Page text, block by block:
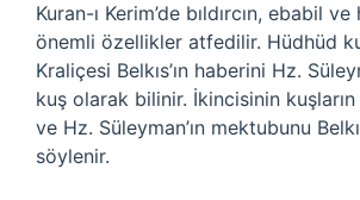
Kuran-ı Kerim’de bıldırcın, ebabil
önemli özellikler atfedilir. Hüdhüd
Kraliçesi Belkıs’ın haberini Hz.
kuş olarak bilinir. İkincisinin
ve Hz. Süleyman’ın mektubunu
söylenir.